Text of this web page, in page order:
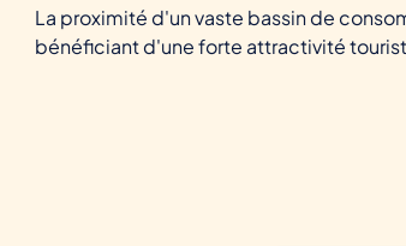
La proximité d'un vaste bassin de
bénéficiant d'une forte attractivité